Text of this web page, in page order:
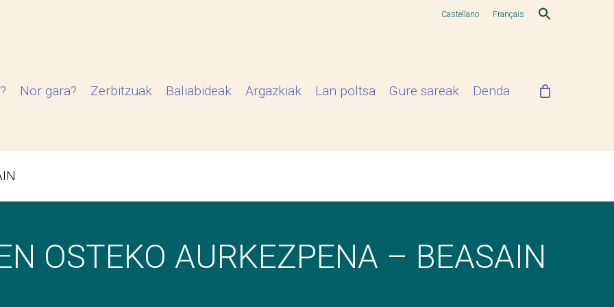
Castellano Français
Nor gara? Zerbitzuak Baliabideak Argazkiak Lan poltsa Gure sareak Denda
OSTEKO AURKEZPENA – BEASAIN